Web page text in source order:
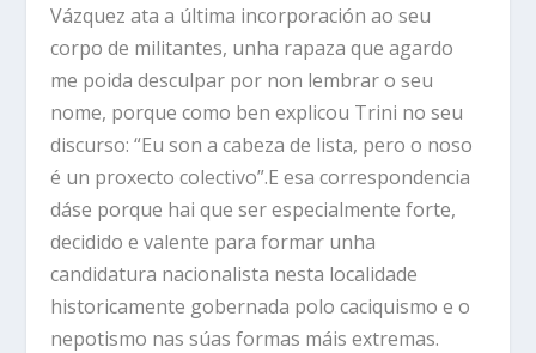
Vázquez ata a última incorporación ao seu
corpo de militantes, unha rapaza que agardo
me poida desculpar por non lembrar o seu
nome, porque como ben explicou Trini no seu
discurso: “Eu son a cabeza de lista, pero o noso
é un proxecto colectivo”.E esa correspondencia
dáse porque hai que ser especialmente forte,
decidido e valente para formar unha
candidatura nacionalista nesta localidade
historicamente gobernada polo caciquismo e o
nepotismo nas súas formas máis extremas.